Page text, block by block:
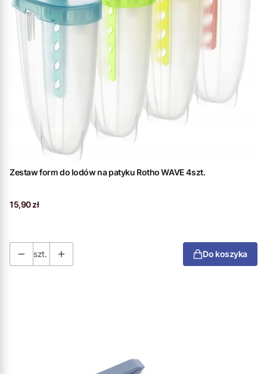
Zestaw form do lodów na patyku Rotho WAVE 4szt.
Cena
15,90 zł
szt. Do koszyka